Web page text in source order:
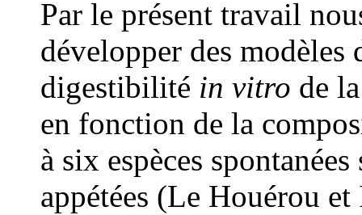
Par le présent travail
développer des modèles
digestibilité in vitro de
en fonction de la
à six espèces
appétées (Le Houérou